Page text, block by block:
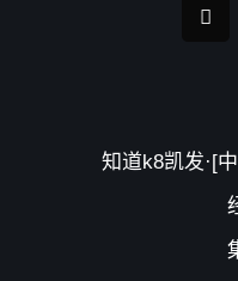
知道k8凯发·[